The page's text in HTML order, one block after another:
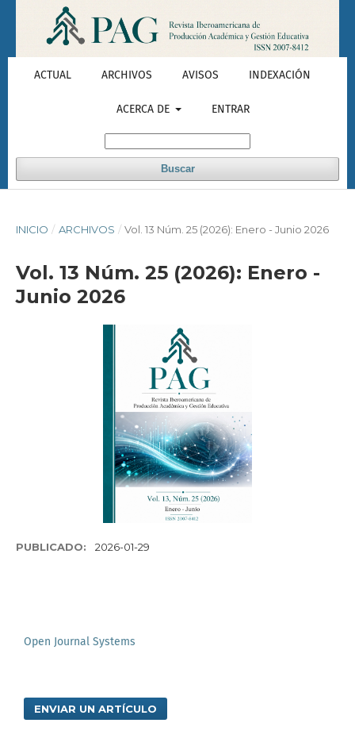
ACTUAL ARCHIVOS AVISOS INDEXACIÓN
ACERCA DE ENTRAR
Buscar
INICIO / ARCHIVOS / Vol. 13 Núm. 25 (2026): Enero - Junio 2026
Vol. 13 Núm. 25 (2026): Enero -
Junio 2026
PUBLICADO: 2026-01-29
Open Journal Systems
ENVIAR UN ARTÍCULO